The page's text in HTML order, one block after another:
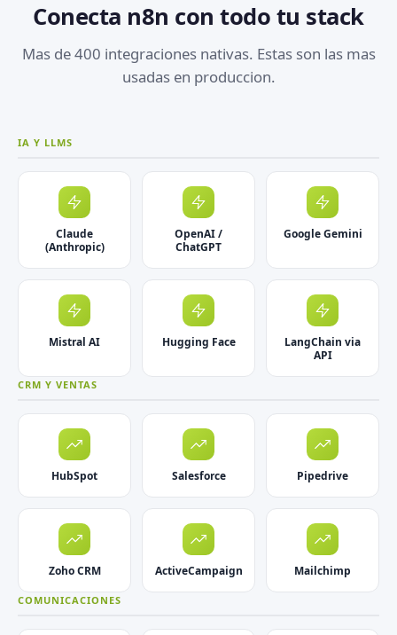
Conecta n8n con todo tu stack
Mas de 400 integraciones nativas. Estas son las mas
usadas en produccion.
IA Y LLMS
Claude
(Anthropic)
OpenAI /
ChatGPT
Google Gemini
Mistral AI Hugging Face
LangChain via
API
CRM Y VENTAS
HubSpot Salesforce Pipedrive
Zoho CRM ActiveCampaign Mailchimp
COMUNICACIONES